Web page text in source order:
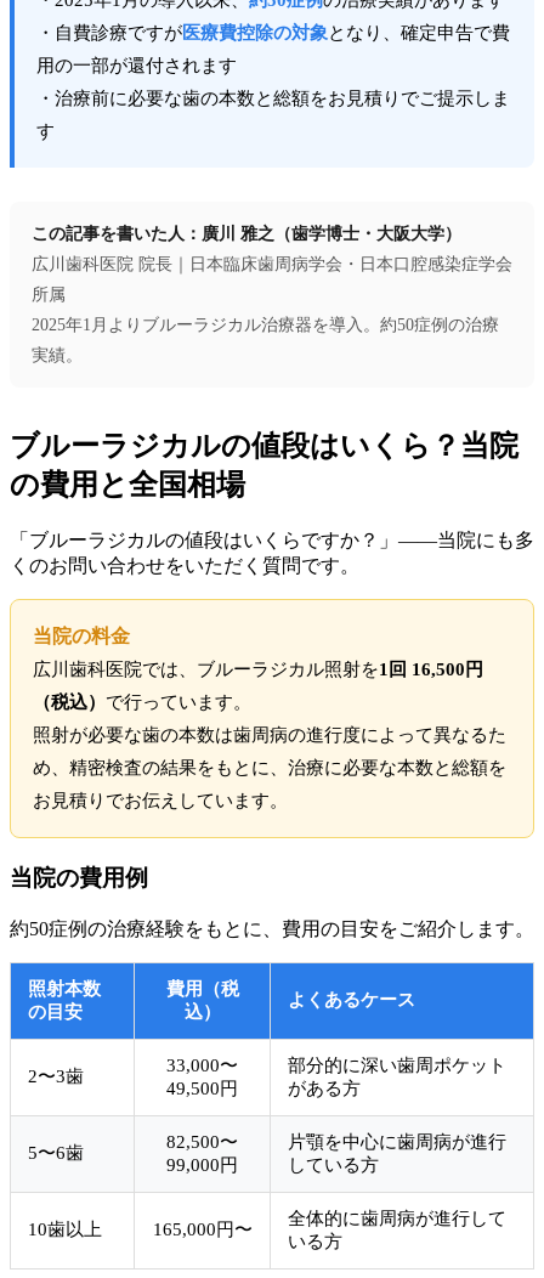
・自費診療ですが医療費控除の対象となり、確定申告で費
用の一部が還付されます
・治療前に必要な歯の本数と総額をお見積りでご提示しま
す
この記事を書いた人：廣川 雅之（歯学博士・大阪大学）
広川歯科医院 院長｜日本臨床歯周病学会・日本口腔感染症学会
所属
2025年1月よりブルーラジカル治療器を導入。約50症例の治療
実績。
ブルーラジカルの値段はいくら？当院
の費用と全国相場
「ブルーラジカルの値段はいくらですか？」——当院にも多
くのお問い合わせをいただく質問です。
当院の料金
広川歯科医院では、ブルーラジカル照射を1回 16,500円
（税込） で行っています。
照射が必要な歯の本数は歯周病の進行度によって異なるた
め、精密検査の結果をもとに、治療に必要な本数と総額を
お見積りでお伝えしています。
当院の費用例
約50症例の治療経験をもとに、費用の目安をご紹介します。
照射本数
の目安
費用（税
込）
よくあるケース
2〜3歯
33,000〜
49,500円
部分的に深い歯周ポケット
がある方
5〜6歯
82,500〜
99,000円
片顎を中心に歯周病が進行
している方
10歯以上 165,000円〜
全体的に歯周病が進行して
いる方